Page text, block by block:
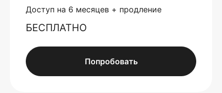
Доступ на 6 месяцев + продление
БЕСПЛАТНО
Попробовать